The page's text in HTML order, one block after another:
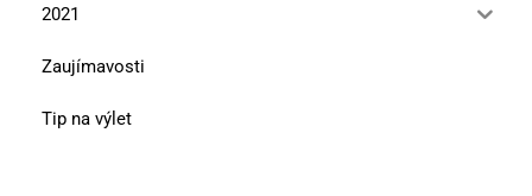
2021
Zaujímavosti
Tip na výlet